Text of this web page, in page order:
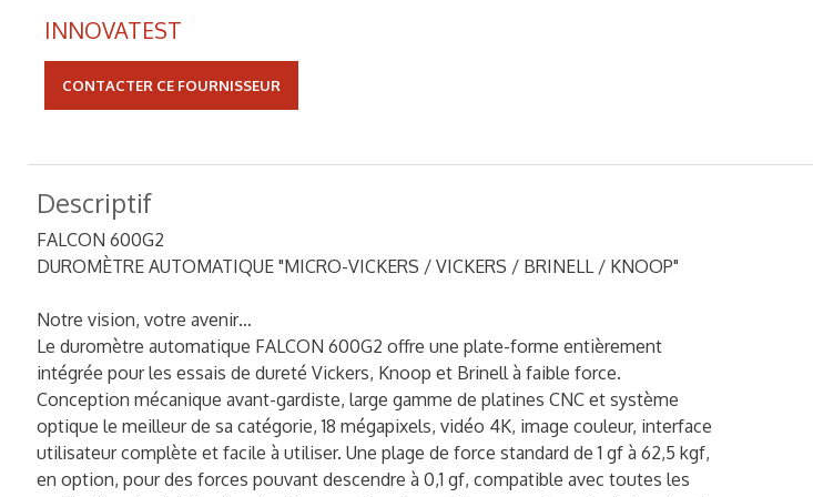
INNOVATEST
CONTACTER CE FOURNISSEUR
Descriptif
FALCON 600G2
DUROMÈTRE AUTOMATIQUE "MICRO-VICKERS / VICKERS / BRINELL / KNOOP"
Notre vision, votre avenir…
Le duromètre automatique FALCON 600G2 offre une plate-forme entièrement
intégrée pour les essais de dureté Vickers, Knoop et Brinell à faible force.
Conception mécanique avant-gardiste, large gamme de platines CNC et système
optique le meilleur de sa catégorie, 18 mégapixels, vidéo 4K, image couleur, interface
utilisateur complète et facile à utiliser. Une plage de force standard de 1 gf à 62,5 kgf,
en option, pour des forces pouvant descendre à 0,1 gf, compatible avec toutes les